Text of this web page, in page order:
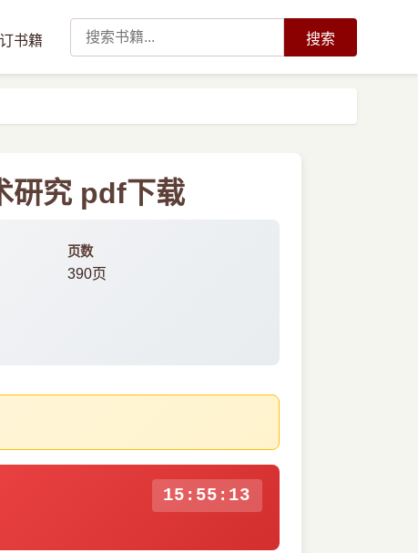
书籍 搜索
研究 pdf下载
页数
390页
15:55:12